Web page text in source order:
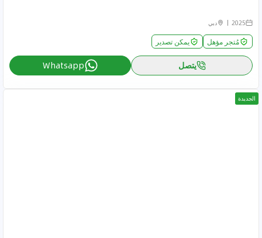
2025 دبي
مُتجر مؤهل يمكن تصدير
يتصل Whatsapp
الجديدة